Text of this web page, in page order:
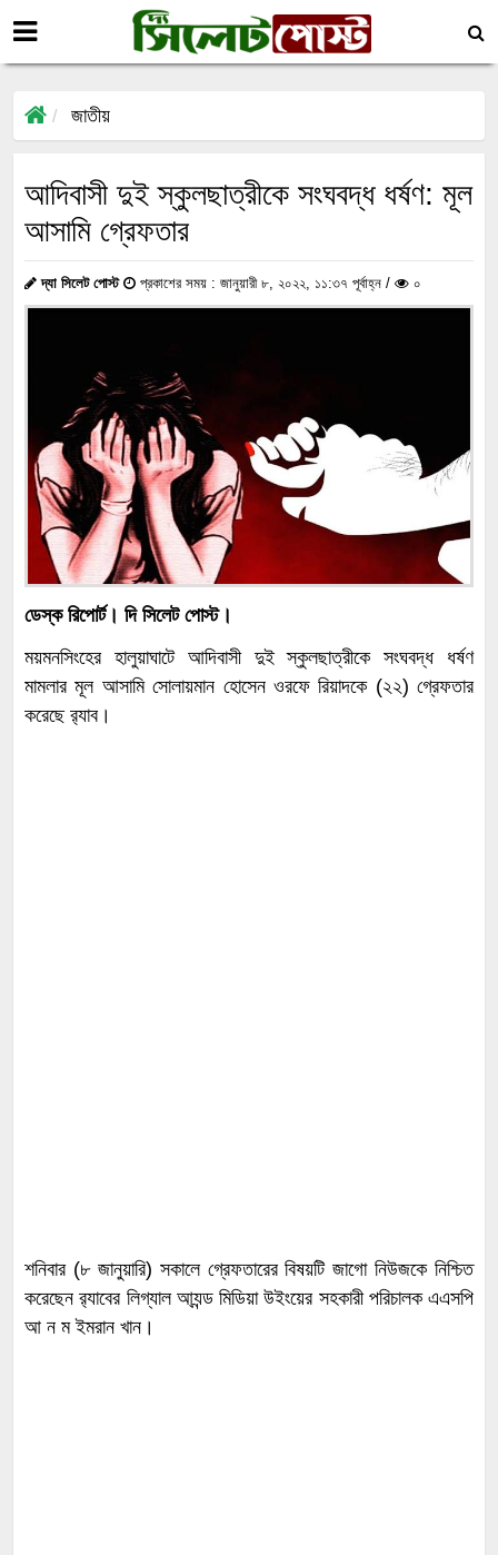
জাতীয়
আদিবাসী দুই স্কুলছাত্রীকে সংঘবদ্ধ ধর্ষণ: মূল
আসামি গ্রেফতার
দ্যা সিলেট পোস্ট প্রকাশের সময় : জানুয়ারী ৮, ২০২২, ১১:৩৭ পূর্বাহ্ন / ০
ডেস্ক রিপোর্ট। দি সিলেট পোস্ট।
ময়মনসিংহের হালুয়াঘাটে আদিবাসী দুই স্কুলছাত্রীকে সংঘবদ্ধ ধর্ষণ
মামলার মূল আসামি সোলায়মান হোসেন ওরফে রিয়াদকে (২২) গ্রেফতার
করেছে র‌্যাব।
শনিবার (৮ জানুয়ারি) সকালে গ্রেফতারের বিষয়টি জাগো নিউজকে নিশ্চিত
করেছেন র‌্যাবের লিগ্যাল আ্যন্ড মিডিয়া উইংয়ের সহকারী পরিচালক এএসপি
আ ন ম ইমরান খান।